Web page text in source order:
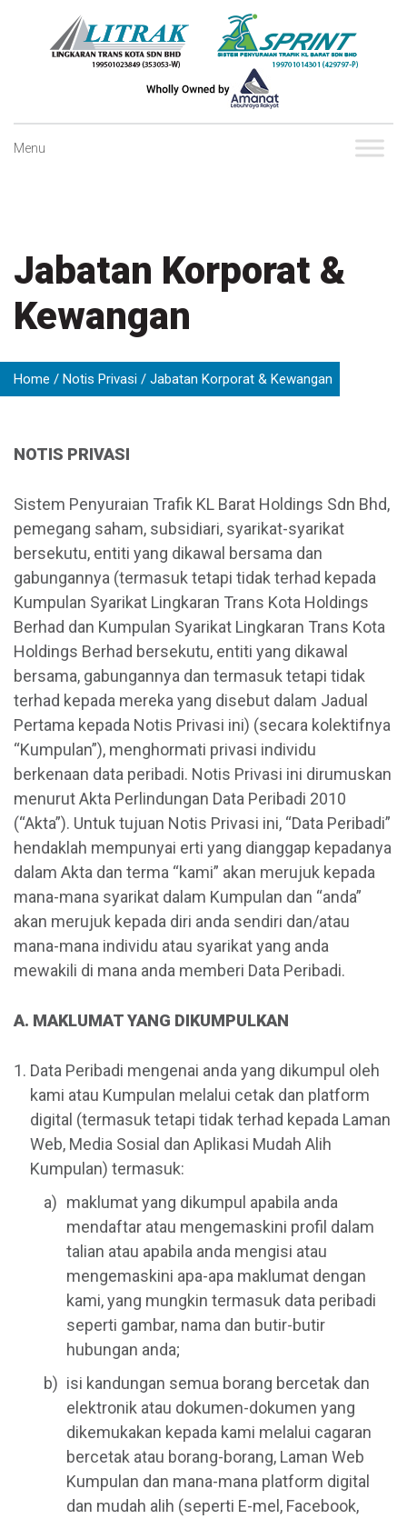
Menu
Jabatan Korporat &
Kewangan
Home Notis Privasi Jabatan Korporat & Kewangan
NOTIS PRIVASI
Sistem Penyuraian Trafik KL Barat Holdings Sdn Bhd,
pemegang saham, subsidiari, syarikat-syarikat
bersekutu, entiti yang dikawal bersama dan
gabungannya (termasuk tetapi tidak terhad kepada
Kumpulan Syarikat Lingkaran Trans Kota Holdings
Berhad dan Kumpulan Syarikat Lingkaran Trans Kota
Holdings Berhad bersekutu, entiti yang dikawal
bersama, gabungannya dan termasuk tetapi tidak
terhad kepada mereka yang disebut dalam Jadual
Pertama kepada Notis Privasi ini) (secara kolektifnya
“Kumpulan”), menghormati privasi individu
berkenaan data peribadi. Notis Privasi ini dirumuskan
menurut Akta Perlindungan Data Peribadi 2010
(“Akta”). Untuk tujuan Notis Privasi ini, “Data Peribadi”
hendaklah mempunyai erti yang dianggap kepadanya
dalam Akta dan terma “kami” akan merujuk kepada
mana-mana syarikat dalam Kumpulan dan “anda”
akan merujuk kepada diri anda sendiri dan/atau
mana-mana individu atau syarikat yang anda
mewakili di mana anda memberi Data Peribadi.
A. MAKLUMAT YANG DIKUMPULKAN
Data Peribadi mengenai anda yang dikumpul oleh
kami atau Kumpulan melalui cetak dan platform
digital (termasuk tetapi tidak terhad kepada Laman
Web, Media Sosial dan Aplikasi Mudah Alih
Kumpulan) termasuk:
maklumat yang dikumpul apabila anda
mendaftar atau mengemaskini profil dalam
talian atau apabila anda mengisi atau
mengemaskini apa-apa maklumat dengan
kami, yang mungkin termasuk data peribadi
seperti gambar, nama dan butir-butir
hubungan anda;
isi kandungan semua borang bercetak dan
elektronik atau dokumen-dokumen yang
dikemukakan kepada kami melalui cagaran
bercetak atau borang-borang, Laman Web
Kumpulan dan mana-mana platform digital
dan mudah alih (seperti E-mel, Facebook,